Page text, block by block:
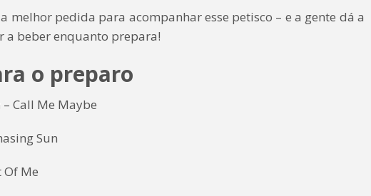
melhor pedida para acompanhar esse petisco – e a gente dá a
a beber enquanto prepara!
o preparo
– Call Me Maybe
Sun
Of Me